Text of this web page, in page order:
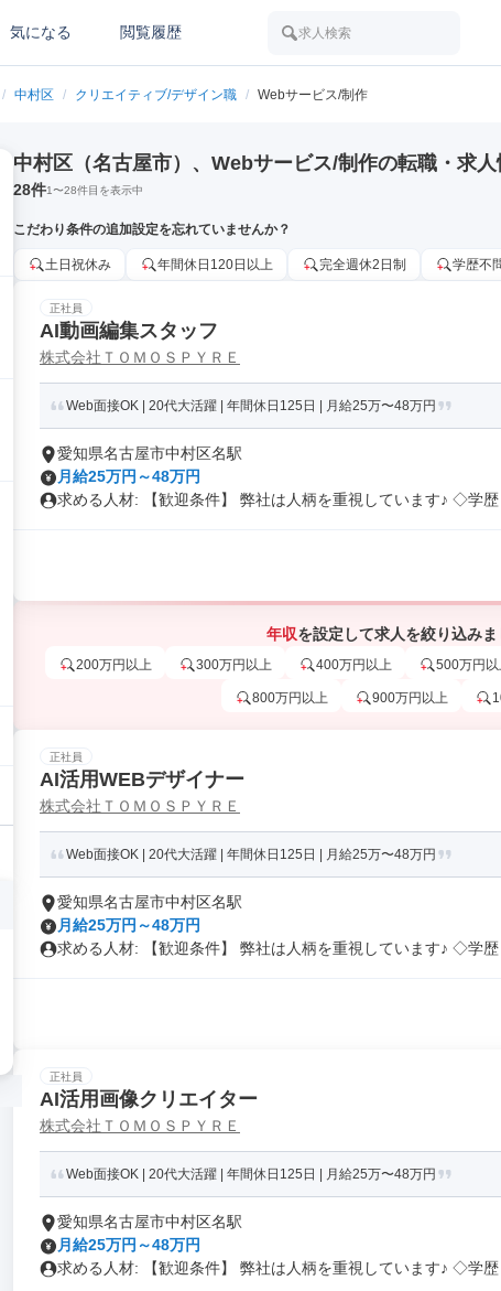
気になる 閲覧履歴 求人検索
/ 中村区 / クリエイティブ/デザイン職 / Webサービス/制作
中村区（名古屋市）、Webサービス/制作の転職・求人
28件1〜28件目を表示中
こだわり条件の追加設定を忘れていませんか？
土日祝休み 年間休日120日以上 完全週休2日制 学歴不
正社員
AI動画編集スタッフ
株式会社ＴＯＭＯＳＰＹＲＥ
Web面接OK | 20代大活躍 | 年間休日125日 | 月給25万〜48万円
愛知県名古屋市中村区名駅
月給25万円～48万円
求める人材: 【歓迎条件】 弊社は人柄を重視しています♪ ◇学歴
年収を設定して求人を絞り込みま
200万円以上 300万円以上 400万円以上 500万円以
800万円以上 900万円以上
正社員
AI活用WEBデザイナー
株式会社ＴＯＭＯＳＰＹＲＥ
Web面接OK | 20代大活躍 | 年間休日125日 | 月給25万〜48万円
愛知県名古屋市中村区名駅
月給25万円～48万円
求める人材: 【歓迎条件】 弊社は人柄を重視しています♪ ◇学歴
正社員
AI活用画像クリエイター
株式会社ＴＯＭＯＳＰＹＲＥ
Web面接OK | 20代大活躍 | 年間休日125日 | 月給25万〜48万円
愛知県名古屋市中村区名駅
月給25万円～48万円
求める人材: 【歓迎条件】 弊社は人柄を重視しています♪ ◇学歴